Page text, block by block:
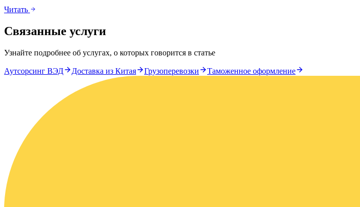
Читать
Связанные услуги
Узнайте подробнее об услугах, о которых говорится в статье
Аутсорсинг ВЭД Доставка из Китая Грузоперевозки Таможенное оформление